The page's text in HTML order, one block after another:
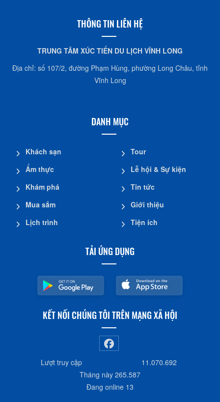
THÔNG TIN LIÊN HỆ
TRUNG TÂM XÚC TIẾN DU LỊCH VĨNH LONG
Địa chỉ: số 107/2, đường Phạm Hùng, phường Long Châu, tỉnh
Vĩnh Long
DANH MỤC
Khách sạn
Ẩm thực
Khám phá
Mua sắm
Lịch trình
Tour
Lễ hội & Sự kiện
Tin tức
Giới thiệu
Tiện ích
TẢI ỨNG DỤNG
KẾT NỐI CHÚNG TÔI TRÊN MẠNG XÃ HỘI
Lượt truy cập
11.070.692
Tháng này 265.587
Đang online 13